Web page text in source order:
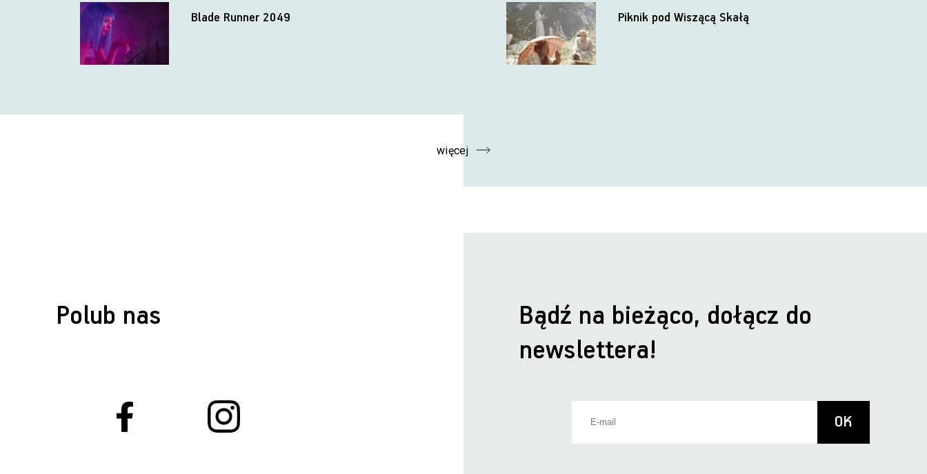
Blade Runner 2049 Piknik pod Wiszącą Skałą
więcej
Polub nas
Bądź na bieżąco, dołącz do
newslettera!